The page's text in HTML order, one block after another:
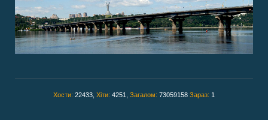
Хости: 22433, Хіти: 4251, Загалом: 73059158 Зараз: 1